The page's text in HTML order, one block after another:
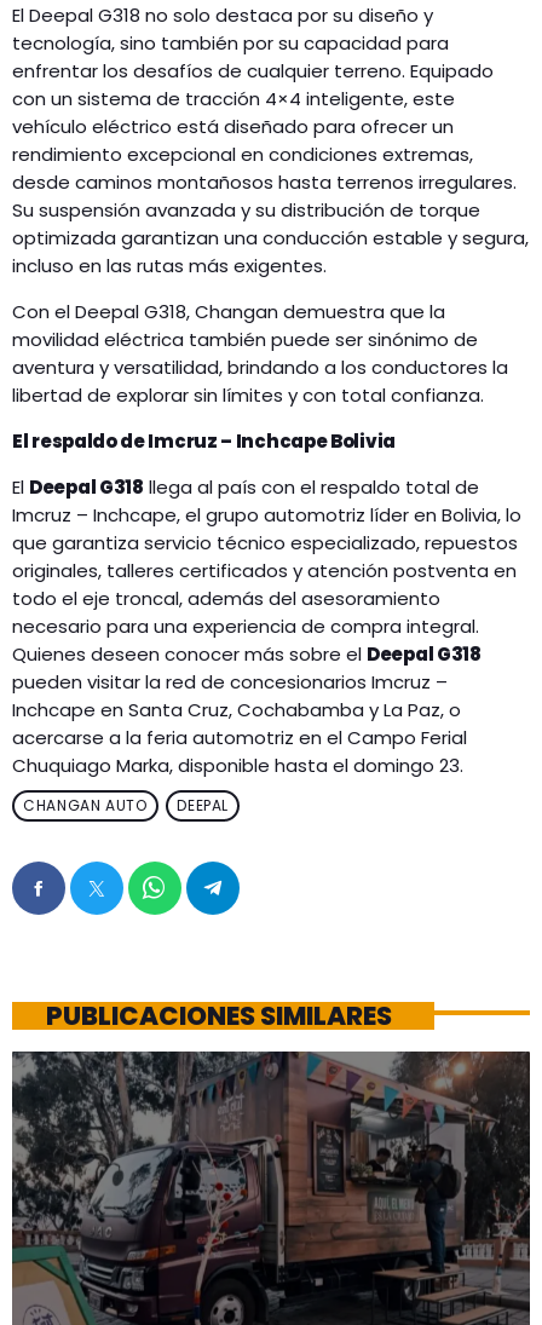
El Deepal G318 no solo destaca por su diseño y
tecnología, sino también por su capacidad para
enfrentar los desafíos de cualquier terreno. Equipado
con un sistema de tracción 4×4 inteligente, este
vehículo eléctrico está diseñado para ofrecer un
rendimiento excepcional en condiciones extremas,
desde caminos montañosos hasta terrenos irregulares.
Su suspensión avanzada y su distribución de torque
optimizada garantizan una conducción estable y segura,
incluso en las rutas más exigentes.
Con el Deepal G318, Changan demuestra que la
movilidad eléctrica también puede ser sinónimo de
aventura y versatilidad, brindando a los conductores la
libertad de explorar sin límites y con total confianza.
El respaldo de Imcruz – Inchcape Bolivia
El Deepal G318 llega al país con el respaldo total de
Imcruz – Inchcape, el grupo automotriz líder en Bolivia, lo
que garantiza servicio técnico especializado, repuestos
originales, talleres certificados y atención postventa en
todo el eje troncal, además del asesoramiento
necesario para una experiencia de compra integral.
Quienes deseen conocer más sobre el Deepal G318
pueden visitar la red de concesionarios Imcruz –
Inchcape en Santa Cruz, Cochabamba y La Paz, o
acercarse a la feria automotriz en el Campo Ferial
Chuquiago Marka, disponible hasta el domingo 23.
CHANGAN AUTO DEEPAL
PUBLICACIONES SIMILARES